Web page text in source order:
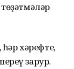
хәрефте,
зарур.